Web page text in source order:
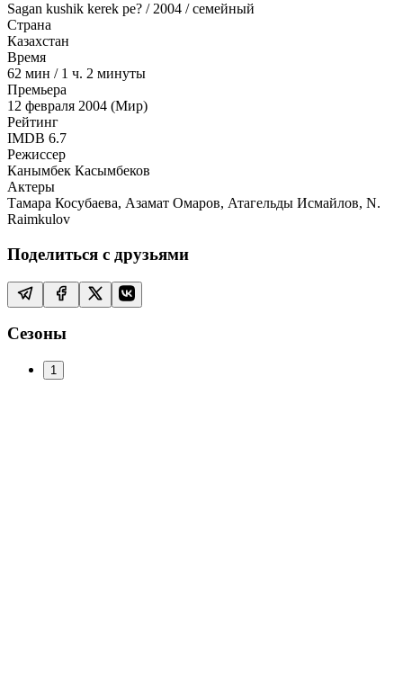
Sagan kushik kerek pe? / 2004 / семейный
Страна
Казахстан
Время
62 мин / 1 ч. 2 минуты
Премьера
12 февраля 2004 (Мир)
Рейтинг
IMDB 6.7
Режиссер
Канымбек Касымбеков
Актеры
Тамара Косубаева, Азамат Омаров, Атагельды Исмайлов, N.
Raimkulov
Поделиться с друзьями
Сезоны
1